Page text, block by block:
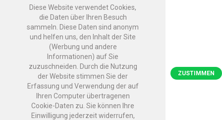
Diese Website verwendet Cookies,
die Daten über Ihren Besuch
sammeln. Diese Daten sind anonym
und helfen uns, den Inhalt der Site
(Werbung und andere
Informationen) auf Sie
zuzuschneiden. Durch die Nutzung
der Website stimmen Sie der
Erfassung und Verwendung der auf
Ihren Computer übertragenen
Cookie-Daten zu. Sie können Ihre
Einwilligung jederzeit widerrufen,
ZUSTIMMEN